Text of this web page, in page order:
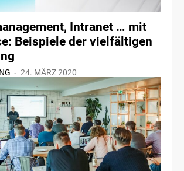
Intranet … mit
Beispiele der vielfältigen
- 24. MÄRZ 2020